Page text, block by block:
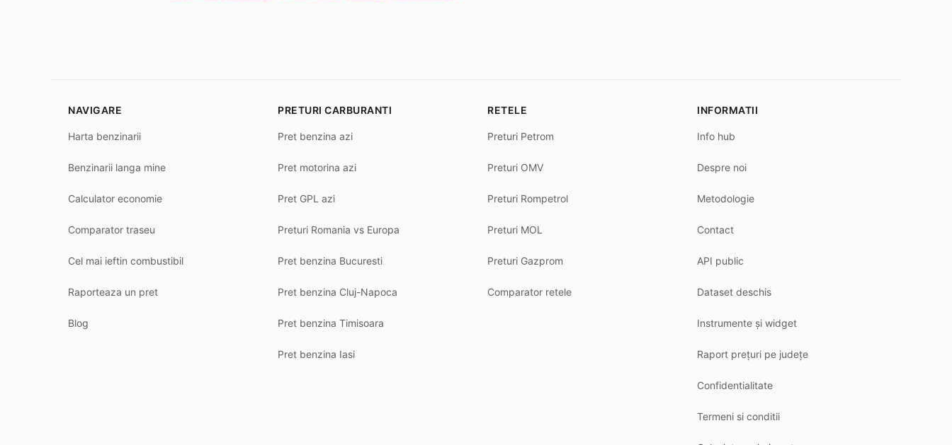
NAVIGARE
Harta benzinarii
Benzinarii langa mine
Calculator economie
Comparator traseu
Cel mai ieftin combustibil
Raporteaza un pret
Blog
PRETURI CARBURANTI
Pret benzina azi
Pret motorina azi
Pret GPL azi
Preturi Romania vs Europa
Pret benzina Bucuresti
Pret benzina Cluj-Napoca
Pret benzina Timisoara
Pret benzina Iasi
RETELE
Preturi Petrom
Preturi OMV
Preturi Rompetrol
Preturi MOL
Preturi Gazprom
Comparator retele
INFORMATII
Info hub
Despre noi
Metodologie
Contact
API public
Dataset deschis
Instrumente și widget
Raport prețuri pe județe
Confidentialitate
Termeni si conditii